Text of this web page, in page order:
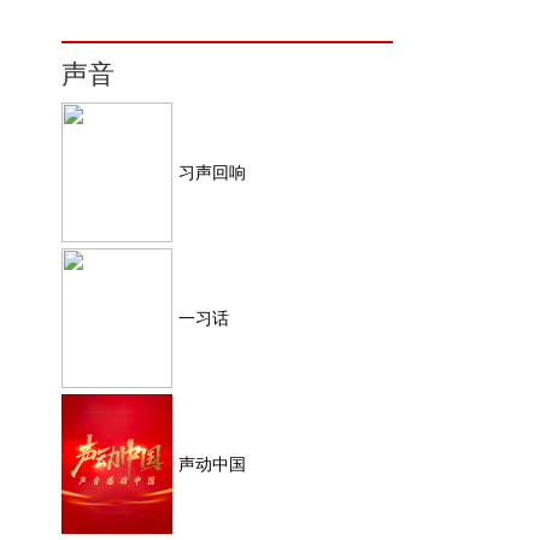
声音
习声回响
一习话
声动中国